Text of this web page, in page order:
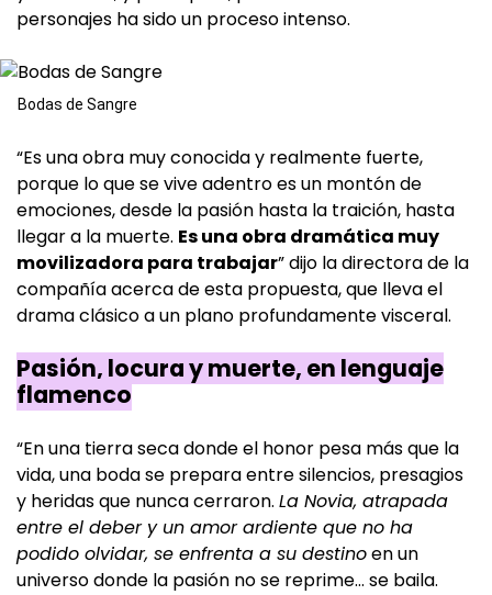
personajes ha sido un proceso intenso.
Bodas de Sangre
“Es una obra muy conocida y realmente fuerte,
porque lo que se vive adentro es un montón de
emociones, desde la pasión hasta la traición, hasta
llegar a la muerte. Es una obra dramática muy
movilizadora para trabajar” dijo la directora de la
compañía acerca de esta propuesta, que lleva el
drama clásico a un plano profundamente visceral.
Pasión, locura y muerte, en lenguaje
flamenco
“En una tierra seca donde el honor pesa más que la
vida, una boda se prepara entre silencios, presagios
y heridas que nunca cerraron. La Novia, atrapada
entre el deber y un amor ardiente que no ha
podido olvidar, se enfrenta a su destinoen un
universo donde la pasión no se reprime… se baila.